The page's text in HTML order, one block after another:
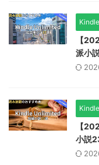
【
派小
【
小説